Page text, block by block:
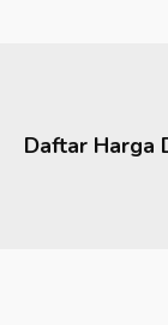
Daftar Harga